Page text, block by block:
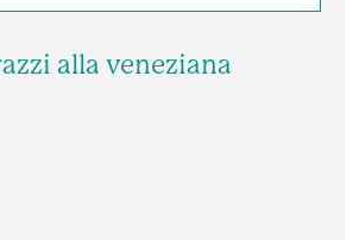
alla veneziana